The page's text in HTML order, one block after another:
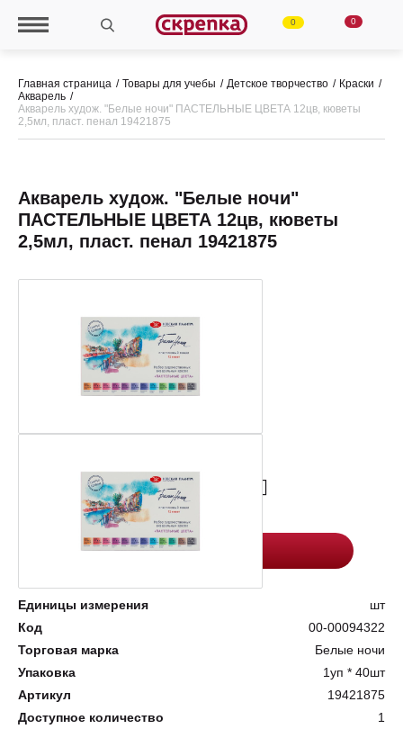
0 0
Главная страница Товары для учебы Детское творчество
Краски
Акварель
Акварель худож. "Белые ночи" ПАСТЕЛЬНЫЕ ЦВЕТА 12цв, кюветы
2,5мл, пласт. пенал 19421875
1760.9
Добавить в корзину
Акварель худож. "Белые ночи"
ПАСТЕЛЬНЫЕ ЦВЕТА 12цв, кюветы
2,5мл, пласт. пенал 19421875
Единицы измерения
шт
Код
00-00094322
Торговая марка
Белые ночи
Упаковка
1уп * 40шт
Артикул
19421875
Доступное количество
1